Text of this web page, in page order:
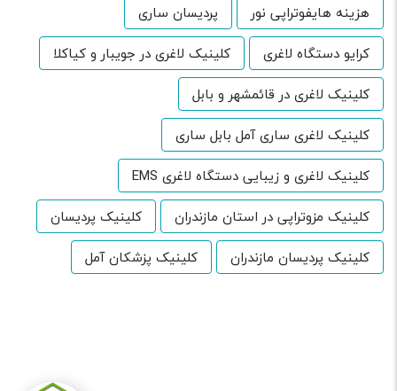
هزینه هایفوتراپی نور
پردیسان ساری
کرایو دستگاه لاغری
کلینیک لاغری در جویبار و کیاکلا
کلینیک لاغری در قائمشهر و بابل
کلینیک لاغری ساری آمل بابل ساری
کلینیک لاغری و زیبایی دستگاه لاغری EMS
کلینیک مزوتراپی در استان مازندران
کلینیک پردیسان
کلینیک پردیسان مازندران
کلینیک پزشکان آمل